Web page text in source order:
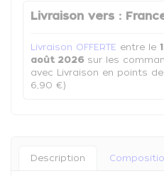
Livraison vers :
Livraison OFFERTE entre le
août 2026 sur les
avec Livraison en points
6,90 €)
Description